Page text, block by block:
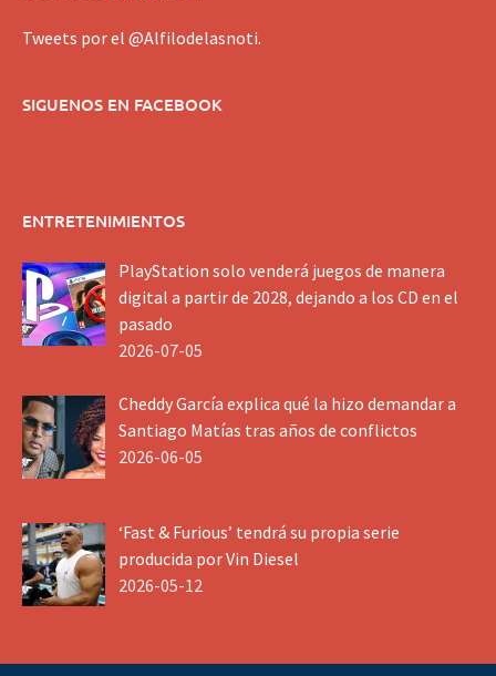
Tweets por el @Alfilodelasnoti.
SIGUENOS EN FACEBOOK
ENTRETENIMIENTOS
PlayStation solo venderá juegos de manera
digital a partir de 2028, dejando a los CD en el
pasado
2026-07-05
Cheddy García explica qué la hizo demandar a
Santiago Matías tras años de conflictos
2026-06-05
‘Fast & Furious’ tendrá su propia serie
producida por Vin Diesel
2026-05-12